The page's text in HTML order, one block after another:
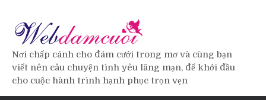
Nơi chấp cánh cho đám cưới trong mơ và cùng bạn
viết nên câu chuyện tình yêu lãng mạn, để khởi đầu
cho cuộc hành trình hạnh phục trọn vẹn